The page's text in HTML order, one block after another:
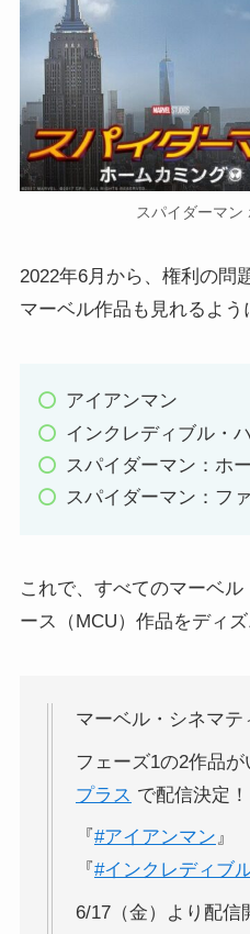
スパイダーマン
2022年6月から、権利の問
マーベル作品も見れるよう
アイアンマン
インクレディブル・
スパイダーマン：ホ
スパイダーマン：フ
これで、すべてのマーベ
ース（MCU）作品をディ
マーベル・シネマ
フェーズ1の2作品が
プラス で配信決定！
『#アイアンマン』
『#インクレディブ
6/17（金）より配信